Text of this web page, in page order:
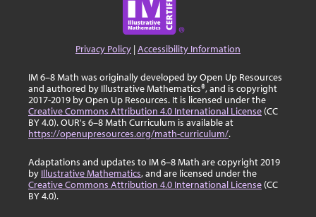
Privacy Policy |Accessibility Information
IM 6–8 Math was originally developed by Open Up Resources
and authored by Illustrative Mathematics®, and is copyright
2017-2019 by Open Up Resources. It is licensed under the
Creative Commons Attribution 4.0 International License (CC
BY 4.0). OUR's 6–8 Math Curriculum is available at
https://openupresources.org/math-curriculum/.
Adaptations and updates to IM 6–8 Math are copyright 2019
by Illustrative Mathematics, and are licensed under the
Creative Commons Attribution 4.0 International License (CC
BY 4.0).